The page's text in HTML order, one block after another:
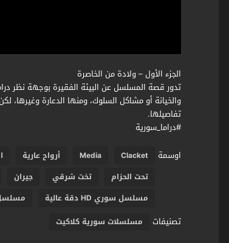
الجزء الأول – ولادة من الخاصرة
تدور قصة المسلسل عن البيئة الفقيرة بوجهة نظر
والخيانة أو مشاكل السلوك، ومنها الدعارة
تفاصيلها.
#دراما_سورية
اوسمة
Clacket
Media أرواح عارية
تحت الحزام
تخت شرقي جيران
مسلسل سوري HD دقة عالية
تصنيفات مسلسلات سورية كلاكيت